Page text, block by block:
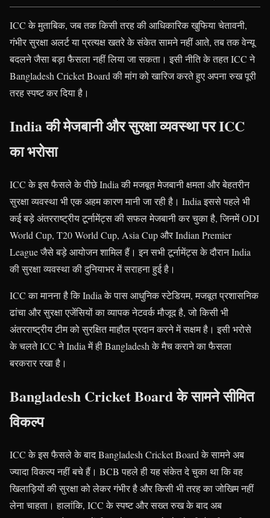
ICC के मुताबिक, जब तक किसी तरह की आधिकारिक खुफिया चेतावनी,
गंभीर सुरक्षा अलर्ट या प्रत्यक्ष खतरे के संकेत सामने नहीं आते, तब तक वेन्यू
बदलने जैसा बड़ा फैसला नहीं लिया जा सकता। इसी नीति के तहत ICC ने
Bangladesh Cricket Board की मांग को खारिज करते हुए अपना रुख पूरी
तरह स्पष्ट कर दिया है।
India की मेजबानी और सुरक्षा व्यवस्था पर ICC
का भरोसा
ICC के इस फैसले के पीछे India की मजबूत मेजबानी क्षमता और बेहतरीन
सुरक्षा व्यवस्था भी एक अहम कारण मानी जा रही है। India इससे पहले भी
कई बड़े अंतरराष्ट्रीय टूर्नामेंट्स की सफल मेजबानी कर चुका है, जिनमें ODI
World Cup, T20 World Cup, Asia Cup और Indian Premier
League जैसे बड़े आयोजन शामिल हैं। इन सभी टूर्नामेंट्स के दौरान India
की सुरक्षा व्यवस्था की दुनियाभर में सराहना हुई है।
ICC का मानना है कि India के पास आधुनिक स्टेडियम, मजबूत प्रशासनिक
ढांचा और सुरक्षा एजेंसियों का व्यापक नेटवर्क मौजूद है, जो किसी भी
अंतरराष्ट्रीय टीम को सुरक्षित माहौल प्रदान करने में सक्षम है। इसी भरोसे
के चलते ICC ने India में ही Bangladesh के मैच कराने का फैसला
बरकरार रखा है।
Bangladesh Cricket Board के सामने सीमित
विकल्प
ICC के इस फैसले के बाद Bangladesh Cricket Board के सामने अब
ज्यादा विकल्प नहीं बचे हैं। BCB पहले ही यह संकेत दे चुका था कि वह
खिलाड़ियों की सुरक्षा को लेकर गंभीर है और किसी भी तरह का जोखिम नहीं
लेना चाहता। हालांकि, ICC के स्पष्ट और सख्त रुख के बाद अब